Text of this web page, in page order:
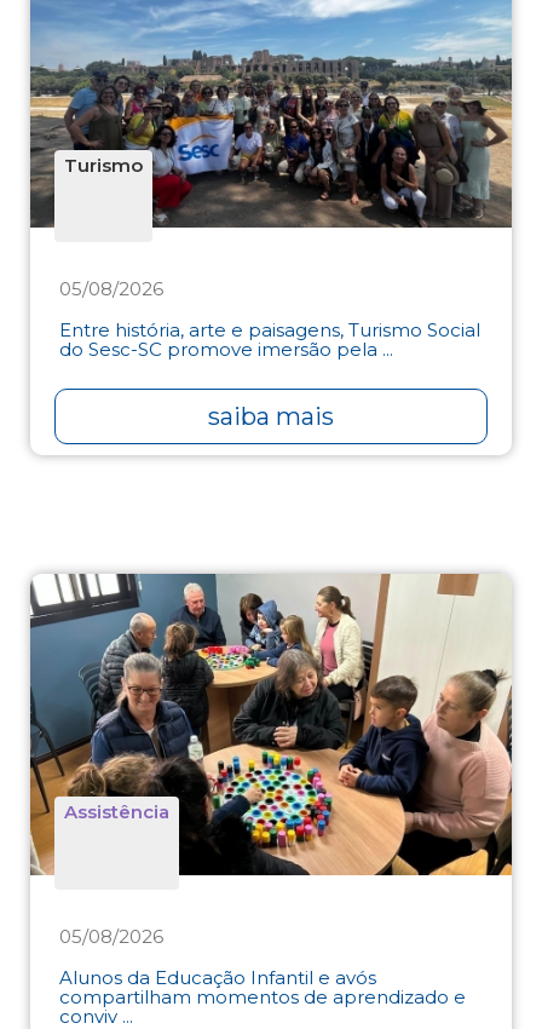
Turismo
05/08/2026
Entre história, arte e paisagens, Turismo Social
do Sesc-SC promove imersão pela ...
saiba mais
Assistência
05/08/2026
Alunos da Educação Infantil e avós
compartilham momentos de aprendizado e
conviv ...